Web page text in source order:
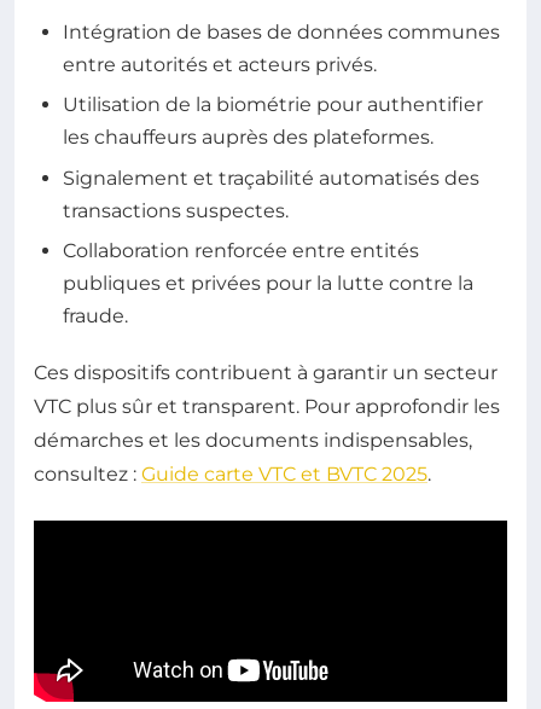
Intégration de bases de données communes
entre autorités et acteurs privés.
Utilisation de la biométrie pour authentifier
les chauffeurs auprès des plateformes.
Signalement et traçabilité automatisés des
transactions suspectes.
Collaboration renforcée entre entités
publiques et privées pour la lutte contre la
fraude.
Ces dispositifs contribuent à garantir un secteur
VTC plus sûr et transparent. Pour approfondir les
démarches et les documents indispensables,
consultez : Guide carte VTC et BVTC 2025.